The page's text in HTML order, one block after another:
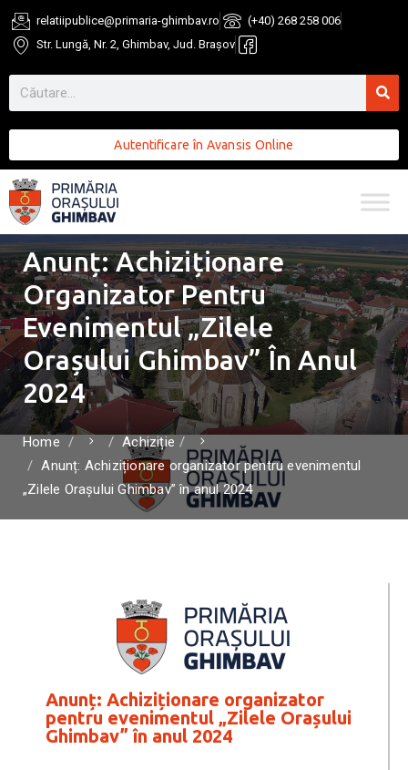
relatiipublice@primaria-ghimbav.ro
(+40) 268 258 006
Str. Lungă, Nr. 2, Ghimbav, Jud. Brașov
Autentificare în Avansis Online
Anunț: Achiziționare
Organizator Pentru
Evenimentul „Zilele
Orașului Ghimbav” În Anul
2024
Home
Achiziție
Anunț: Achiziționare organizator pentru evenimentul
„Zilele Orașului Ghimbav” în anul 2024
Anunț: Achiziționare organizator
pentru evenimentul „Zilele Orașului
Ghimbav” în anul 2024